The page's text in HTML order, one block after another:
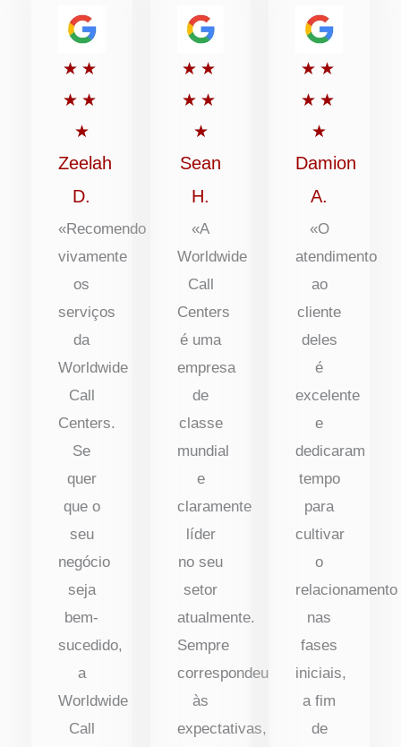
★ ★
★ ★
★
Classificado
com
5
de
Zeelah
D.
«Recomendo
vivamente
os
serviços
da
Worldwide
Call
Centers.
Se
quer
que o
seu
negócio
seja
bem-
sucedido,
a
Worldwide
Call
★ ★
★ ★
★
Classificado
com
5
de
Sean
H.
«A
Worldwide
Call
Centers
é uma
empresa
de
classe
mundial
e
claramente
líder
no seu
setor
atualmente.
Sempre
correspondeu
às
expectativas,
★ ★
★ ★
★
com
de
Damion
A.
«O
atendimento
ao
cliente
deles
é
excelente
e
dedicaram
tempo
para
cultivar
o
relacionamento
nas
fases
iniciais,
a fim
de